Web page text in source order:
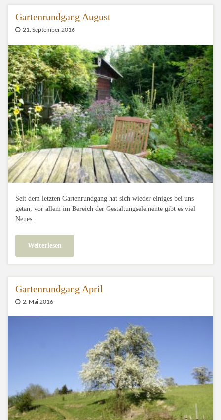
Gartenrundgang August
21. September 2016
Seit dem letzten Gartenrundgang hat sich wieder einiges bei uns
getan, vor allem im Bereich der Gestaltungselemente gibt es viel
Neues.
Weiterlesen
Gartenrundgang April
2. Mai 2016